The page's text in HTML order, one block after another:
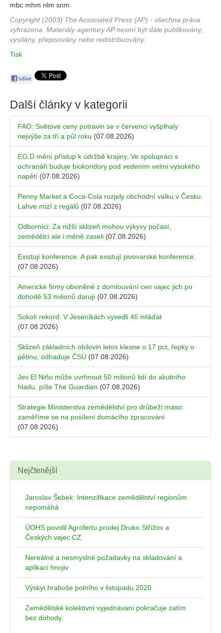
mbc mhm nlm snm
Copyright (2003) The Associated Press (AP) - všechna práva
vyhrazena. Materiály agentury AP nesmí být dále publikovány,
vysílány, přepisovány nebo redistribuovány.
Tisk
Další články v kategorii
FAO: Světové ceny potravin se v červenci vyšplhaly
nejvýše za tři a půl roku (07.08.2026)
EG.D mění přístup k údržbě krajiny. Ve spolupráci s
ochranáři buduje biokoridory pod vedením velmi vysokého
napětí (07.08.2026)
Penny Market a Coca-Cola rozjely obchodní válku v Česku.
Lahve mizí z regálů (07.08.2026)
Odborníci: Za nižší sklizeň mohou výkyvy počasí,
zemědělci ale i méně zaseli (07.08.2026)
Existují konference. A pak existují pivovarské konference.
(07.08.2026)
Americké firmy obviněné z domlouvání cen vajec jich po
dohodě 53 milionů darují (07.08.2026)
Sokolí rekord: V Jeseníkách vyvedli 46 mláďat
(07.08.2026)
Sklizeň základních obilovin letos klesne o 17 pct, řepky o
pětinu, odhaduje ČSÚ (07.08.2026)
Jev El Niňo může uvrhnout 50 milionů lidí do akutního
hladu, píše The Guardian (07.08.2026)
Strategie Ministerstva zemědělství pro drůbeží maso:
zaměříme se na posílení domácího zpracování
(07.08.2026)
Nejčtenější
Jaroslav Šebek: Intenzifikace zemědělství regionům
nepomáhá
ÚOHS povolil Agrofertu prodej Druko Střížov a
Českých vajec CZ
Nereálné a nesmyslné požadavky na skladování a
aplikaci hnojiv
Výskyt hraboše polního v listopadu 2020
Zemědělské kolektivní vyjednávání pokračuje zatím
bez dohody